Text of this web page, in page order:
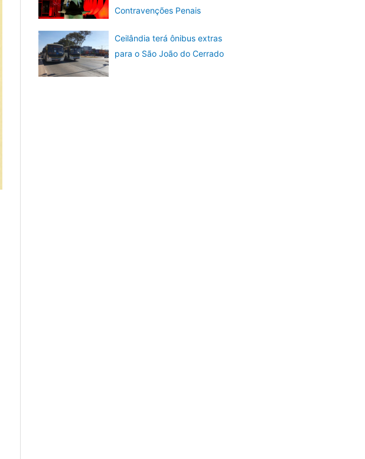
Contravenções Penais
Ceilândia terá ônibus extras
para o São João do Cerrado